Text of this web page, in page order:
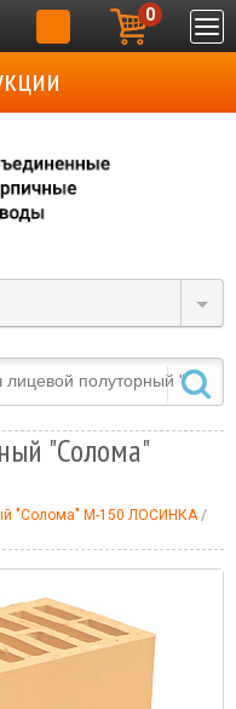
0
"Солома"
"Солома" М-150 ЛОСИНКА